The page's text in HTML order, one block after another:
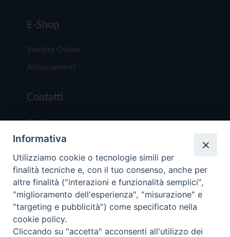
E-Shop
Vendita Online
Abbonamenti
Contatti
Chi Siamo
Redazione
Scrivici
Copyright © 2019 - Tutti i diritti riservati - Vita
Informativa
Utilizziamo cookie o tecnologie simili per
finalità tecniche e, con il tuo consenso, anche per
altre finalità ("interazioni e funzionalità semplici",
"miglioramento dell'esperienza", "misurazione" e
"targeting e pubblicità") come specificato nella
cookie policy.
Cliccando su "accetta" acconsenti all'utilizzo dei